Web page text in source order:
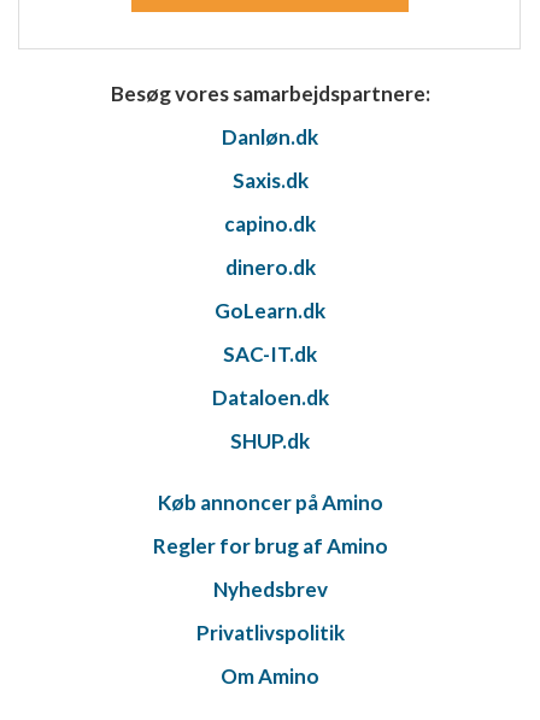
Besøg vores samarbejdspartnere:
Danløn.dk
Saxis.dk
capino.dk
dinero.dk
GoLearn.dk
SAC-IT.dk
Dataloen.dk
SHUP.dk
Køb annoncer på Amino
Regler for brug af Amino
Nyhedsbrev
Privatlivspolitik
Om Amino